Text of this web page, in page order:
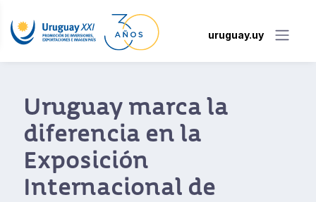
uruguay.uy
Uruguay marca la
diferencia en la
Exposición
Internacional de